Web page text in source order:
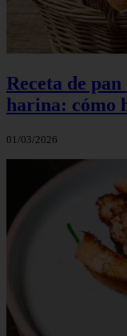
Receta de
harina: cómo
01/03/2026